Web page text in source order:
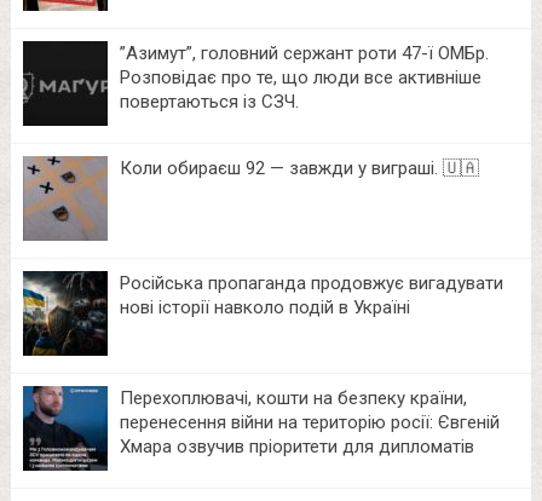
⁨”Азимут”, головний сержант роти 47-ї ОМБр.
Розповідає про те, що люди все активніше
повертаються із СЗЧ.
Коли обираєш 92 — завжди у виграші. 🇺🇦
Російська пропаганда продовжує вигадувати
нові історії навколо подій в Україні
Перехоплювачі, кошти на безпеку країни,
перенесення війни на територію росії: Євгеній
Хмара озвучив пріоритети для дипломатів